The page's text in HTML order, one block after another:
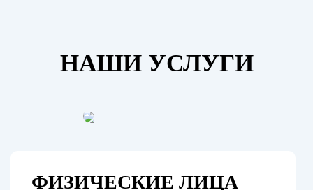
НАШИ УСЛУГИ
ФИЗИЧЕСКИЕ ЛИЦА